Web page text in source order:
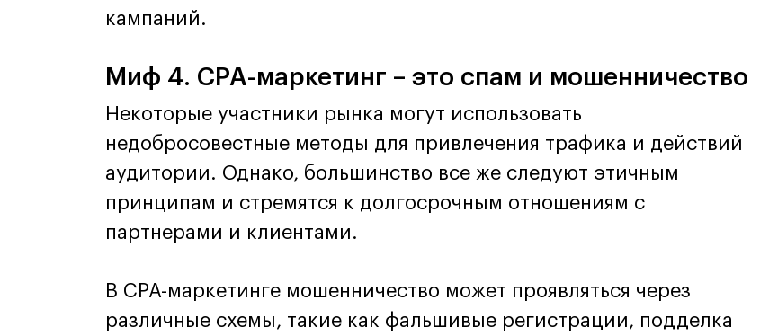
кампаний.
Миф 4. CPA-маркетинг – это спам и мошенничество
Некоторые участники рынка могут использовать
недобросовестные методы для привлечения трафика и действий
аудитории. Однако, большинство все же следуют этичным
принципам и стремятся к долгосрочным отношениям с
партнерами и клиентами.
В CPA-маркетинге мошенничество может проявляться через
различные схемы, такие как фальшивые регистрации, подделка